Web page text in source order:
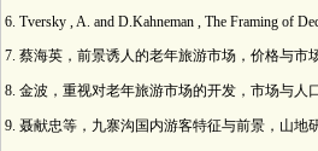
6. Tversky , A. and D.Kahneman , The Framing of
7. 蔡海英，前景诱人的老年旅游市场，价格与市
8. 金波，重视对老年旅游市场的开发，市场与人
9. 聂献忠等，九寨沟国内游客特征与前景，山地